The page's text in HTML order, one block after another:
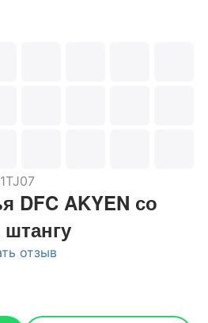
DFC AKYEN со
отзыв